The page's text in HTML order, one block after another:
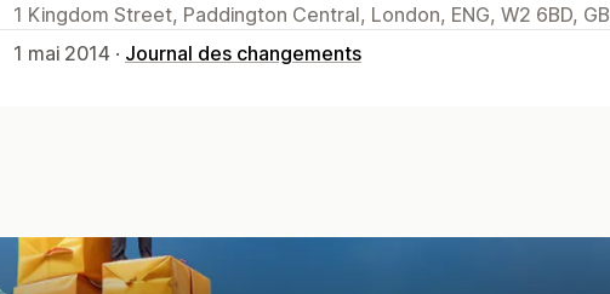
1 Kingdom Street, Paddington Central, London, ENG, W2 6BD, GB
1 mai 2014 · Journal des changements